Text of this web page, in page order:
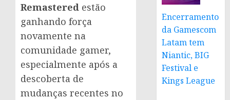
Remastered estão
ganhando força
novamente na
comunidade gamer,
especialmente após a
descoberta de
mudanças recentes no
Encerramento
da Gamescom
Latam tem
Niantic, BIG
Festival e
Kings League